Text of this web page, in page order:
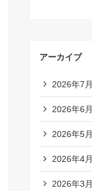
アーカイブ
2026年7月
2026年6月
2026年5月
2026年4月
2026年3月